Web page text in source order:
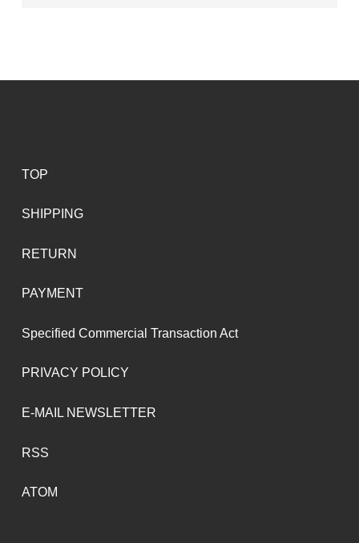
TOP
SHIPPING
RETURN
PAYMENT
Specified Commercial Transaction Act
PRIVACY POLICY
E-MAIL NEWSLETTER
RSS
ATOM